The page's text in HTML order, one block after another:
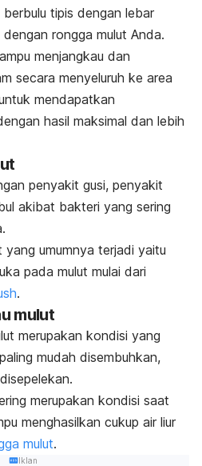
tipis dengan lebar
rongga mulut Anda.
menjangkau dan
secara menyeluruh ke area
mendapatkan
hasil maksimal dan lebih
penyakit gusi, penyakit
akibat bakteri yang sering
umumnya terjadi yaitu
pada mulut mulai dari
.
mulut
merupakan kondisi yang
mudah disembuhkan,
merupakan kondisi saat
menghasilkan cukup air liur
mulut.
Iklan